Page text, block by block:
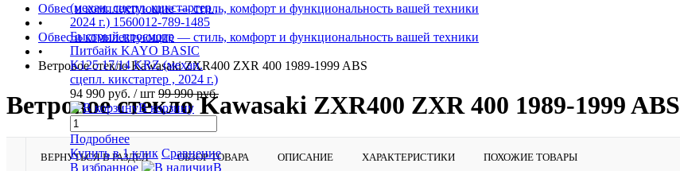
Быстрый просмотр
Питбайк KAYO BASIC
K125 17/14 KRZ (механ.
сцепл. кикстартер , 2024 г.)
94 990 руб. / шт 99 990 руб.
В корзину
Подробнее
Купить в 1 клик Сравнение
В избранное
В
Обвес и комплектующие — стиль, комфорт и функциональность вашей техники
•
Обвес и комплектующие — стиль, комфорт и функциональность вашей техники
•
Ветровое стекло Kawasaki ZXR400 ZXR 400 1989-1999 ABS
Ветровое стекло Kawasaki ZXR400 ZXR 400 1989-1999 ABS
ВЕРНУТЬСЯ В РАЗДЕЛ ОБЗОР ТОВАРА ОПИСАНИЕ ХАРАКТЕРИСТИКИ ПОХОЖИЕ ТОВАРЫ